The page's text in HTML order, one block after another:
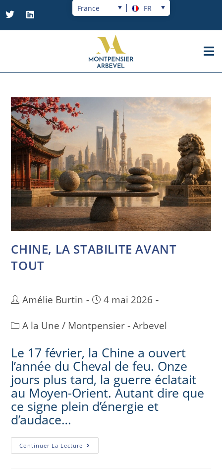
France FR
CHINE, LA STABILITE AVANT
TOUT
Amélie Burtin
4 mai 2026
A la Une / Montpensier - Arbevel
Le 17 février, la Chine a ouvert
l’année du Cheval de feu. Onze
jours plus tard, la guerre éclatait
au Moyen-Orient. Autant dire que
ce signe plein d’énergie et
d’audace…
Continuer La Lecture